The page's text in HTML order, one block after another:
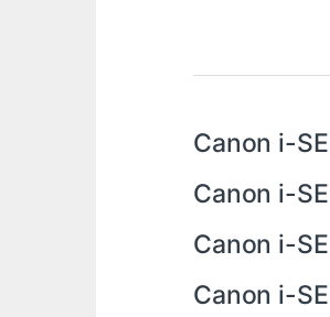
Canon i-
Canon i-
Canon i-
Canon i-